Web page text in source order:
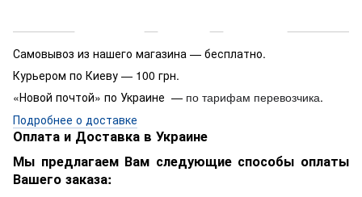
Самовывоз из нашего магазина — бесплатно.
Курьером по Киеву — 100 грн.
«Новой почтой» по Украине — по тарифам перевозчика.
Подробнее о доставке
Оплата и Доставка в Украине
Мы предлагаем Вам следующие способы оплаты
Вашего заказа: